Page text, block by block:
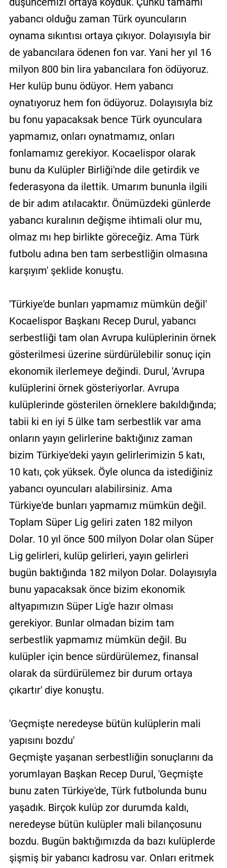
yabancı olduğu zaman Türk oyuncuların
oynama sıkıntısı ortaya çıkıyor. Dolayısıyla bir
de yabancılara ödenen fon var. Yani her yıl 16
milyon 800 bin lira yabancılara fon ödüyoruz.
Her kulüp bunu ödüyor. Hem yabancı
oynatıyoruz hem fon ödüyoruz. Dolayısıyla biz
bu fonu yapacaksak bence Türk oyunculara
yapmamız, onları oynatmamız, onları
fonlamamız gerekiyor. Kocaelispor olarak
bunu da Kulüpler Birliği'nde dile getirdik ve
federasyona da ilettik. Umarım bununla ilgili
de bir adım atılacaktır. Önümüzdeki günlerde
yabancı kuralının değişme ihtimali olur mu,
olmaz mı hep birlikte göreceğiz. Ama Türk
futbolu adına ben tam serbestliğin olmasına
karşıyım' şeklide konuştu.
'Türkiye'de bunları yapmamız mümkün değil'
Kocaelispor Başkanı Recep Durul, yabancı
serbestliği tam olan Avrupa kulüplerinin örnek
gösterilmesi üzerine sürdürülebilir sonuç için
ekonomik ilerlemeye değindi. Durul, 'Avrupa
kulüplerini örnek gösteriyorlar. Avrupa
kulüplerinde gösterilen örneklere bakıldığında;
tabii ki en iyi 5 ülke tam serbestlik var ama
onların yayın gelirlerine baktığınız zaman
bizim Türkiye'deki yayın gelirlerimizin 5 katı,
10 katı, çok yüksek. Öyle olunca da istediğiniz
yabancı oyuncuları alabilirsiniz. Ama
Türkiye'de bunları yapmamız mümkün değil.
Toplam Süper Lig geliri zaten 182 milyon
Dolar. 10 yıl önce 500 milyon Dolar olan Süper
Lig gelirleri, kulüp gelirleri, yayın gelirleri
bugün baktığında 182 milyon Dolar. Dolayısıyla
bunu yapacaksak önce bizim ekonomik
altyapımızın Süper Lig'e hazır olması
gerekiyor. Bunlar olmadan bizim tam
serbestlik yapmamız mümkün değil. Bu
kulüpler için bence sürdürülemez, finansal
olarak da sürdürülemez bir durum ortaya
çıkartır' diye konuştu.
'Geçmişte neredeyse bütün kulüplerin mali
yapısını bozdu'
Geçmişte yaşanan serbestliğin sonuçlarını da
yorumlayan Başkan Recep Durul, 'Geçmişte
bunu zaten Türkiye'de, Türk futbolunda bunu
yaşadık. Birçok kulüp zor durumda kaldı,
neredeyse bütün kulüpler mali bilançosunu
bozdu. Bugün baktığımızda da bazı kulüplerde
şişmiş bir yabancı kadrosu var. Onları eritmek